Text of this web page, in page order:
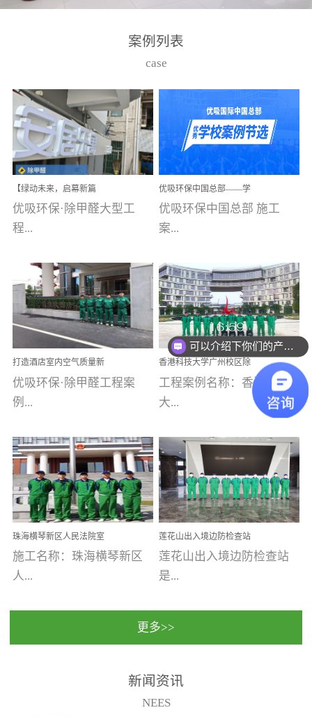
高技能的团队。汇聚了众
取得了多项产品技术专利
和多项国家版权局著作
权，获得高新技术企业称
号。生产优势自主生产自
给自足，优吸公司于2015
在广州番禺区成功建立产
品线生产基地，工厂拥有
自动化生产设备和成熟的
选择源头源材料、严控产
品质量，我们每一批的生
产产品都经过严格的质检
程序；生产车间为优吸总
部和全国分支机构生产光
触媒、净醛王、祛味剂等
优吸系列产品，保质保量
完成生产任务，确保全国
求。资质优势团队优势分
支优势优吸环保是一棵正
茁壮成长的树，只要我们
人人都爱护她、珍惜她、
她将越来越枝繁叶茂，终
将会成为一棵参天大树！
优吸环保截止2020年拥有
全国600家网点分支机构。
案例列表
case
【绿动未来，启幕新篇
章】优吸环保中标深圳安
居乐寓，超大型工装室内
空气治理项目顺利启航，
优吸环保·除甲醛大型工
程...
案例【深圳安居乐寓】室
内空气治理项目深圳安居
乐寓 深圳市安居乐寓
为深圳安居集团旗下城...
优吸环保中国总部——学
校施工案例(节选)
优吸环保中国总部 施工
案...
例(学校工装节选)广州南沙
小学(珠江湾校区)项目地
址：广州市南沙区海滨路
南沙珠江湾江门市蓬江区
禾...
打造酒店室内空气质量新
标杆——优吸环保·标杆之
作：东莞美豪雅致酒店室
内空气治理工程纪实
优吸环保·除甲醛工程案
例...
【东莞美豪雅致酒店】室
内空气治理项目东莞美豪
雅致酒店 东莞美豪雅
致酒店是为中高端人士...
香港科技大学广州校区除
甲醛项目圆满完成
工程案例名称：香港科技
大...
学广州校区室内空气治
理 工程案例地址：广
州南沙区·香港科技大学(广
州)校区 工程案...
珠海横琴新区人民法院室
内除甲醛空气治理项目
施工名称：珠海横琴新区
人...
民法院室内除甲醛空气治
保施工日期：2020年1月珠
莲花山出入境边防检查站
室内除甲醛空气治理项目
莲花山出入境边防检查站
是...
国家通过设在对外开放口
（及各出入境边防检查
更多>>
新闻资讯
NEES
可以介绍下你们的产品么